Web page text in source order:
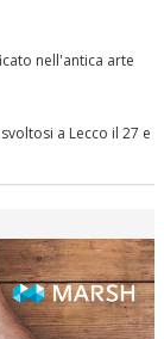
specificità"
nell'antica arte
a Lecco il 27 e